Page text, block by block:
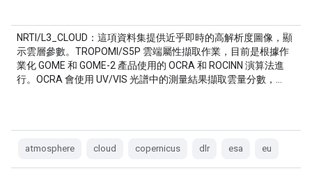
NRTI/L3_CLOUD：這項資料集提供近乎即時的高解析度圖像，顯
示雲層參數。TROPOMI/S5P 雲端屬性擷取作業，目前是根據作
業化 GOME 和 GOME-2 產品使用的 OCRA 和 ROCINN 演算法進
行。OCRA 會使用 UV/VIS 光譜中的測量結果擷取雲量分數，…
atmosphere cloud copernicus dlr esa eu